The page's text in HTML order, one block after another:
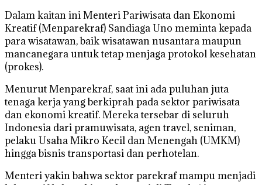
Dalam kaitan ini Menteri Pariwisata dan Ekonomi
Kreatif (Menparekraf) Sandiaga Uno meminta kepada
para wisatawan, baik wisatawan nusantara maupun
mancanegara untuk tetap menjaga protokol kesehatan
(prokes).
Menurut Menparekraf, saat ini ada puluhan juta
tenaga kerja yang berkiprah pada sektor pariwisata
dan ekonomi kreatif. Mereka tersebar di seluruh
Indonesia dari pramuwisata, agen travel, seniman,
pelaku Usaha Mikro Kecil dan Menengah (UMKM)
hingga bisnis transportasi dan perhotelan.
Menteri yakin bahwa sektor parekraf mampu menjadi